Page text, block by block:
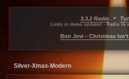
3.3.2 Radio •
Links in demo updated - Radio in
Bon Jovi – Christmas
Silver-Xmas-Modern